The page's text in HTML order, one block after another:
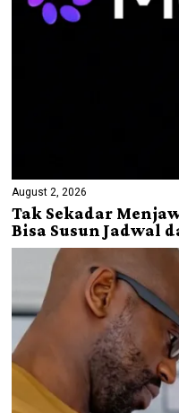
August 2, 2026
Tak Sekadar
Bisa Susun Jadwal